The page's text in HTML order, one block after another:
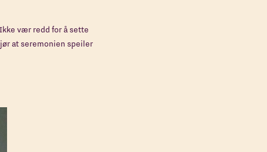
vær redd for å sette
at seremonien speiler